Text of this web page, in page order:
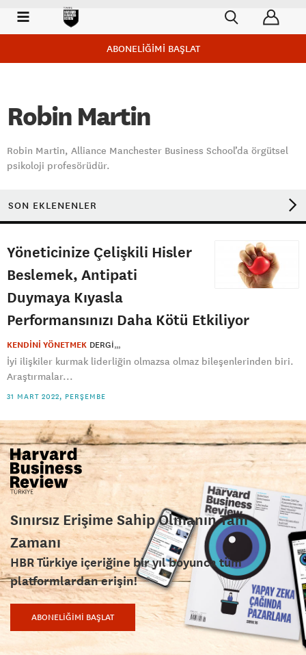
ABONELİĞİMİ BAŞLAT
Robin Martin
Robin Martin, Alliance Manchester Business School’da örgütsel
psikoloji profesörüdür.
SON EKLENENLER
Yöneticinize Çelişkili Hisler
Beslemek, Antipati
Duymaya Kıyasla
Performansınızı Daha Kötü Etkiliyor
KENDİNİ YÖNETMEK DERGI
İyi ilişkiler kurmak liderliğin olmazsa olmaz bileşenlerinden biri.
Araştırmalar...
31 MART 2022, PERŞEMBE
Sınırsız Erişime Sahip Olmanın Tam
Zamanı
HBR Türkiye içeriğine bir yıl boyunca tüm
platformlardan erişin!
ABONELİĞİMİ BAŞLAT